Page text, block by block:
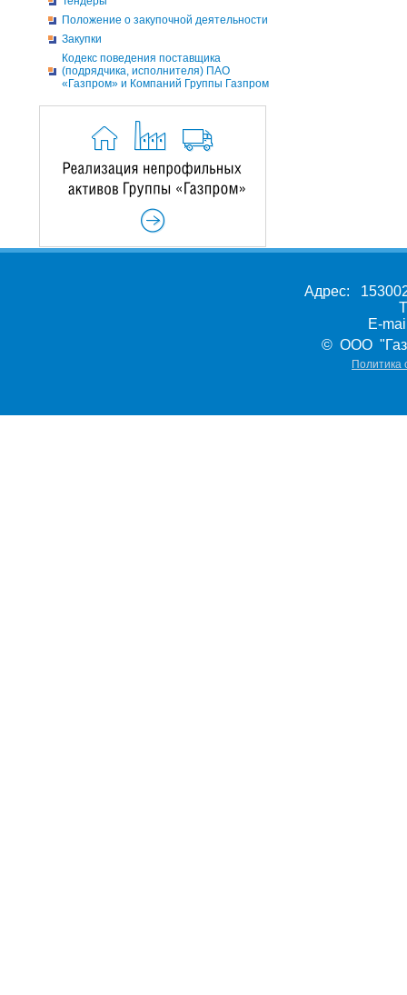
Положение о закупочной деятельности
Закупки
Кодекс поведения поставщика
(подрядчика, исполнителя) ПАО
«Газпром» и Компаний Группы Газпром
Адрес:
E-
© ООО
Политика